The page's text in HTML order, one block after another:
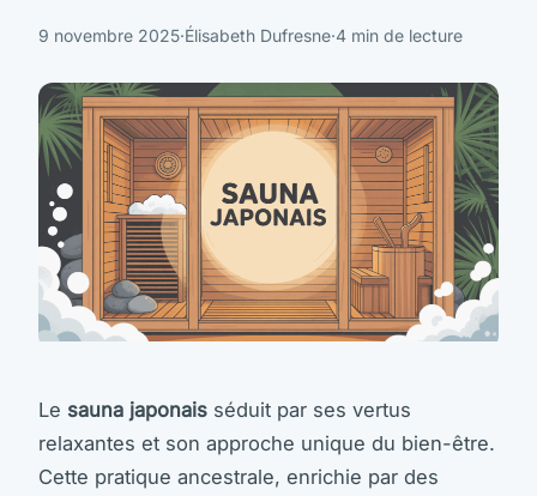
9 novembre 2025·Élisabeth Dufresne·4 min de lecture
Le sauna japonais séduit par ses vertus
relaxantes et son approche unique du bien-être.
Cette pratique ancestrale, enrichie par des